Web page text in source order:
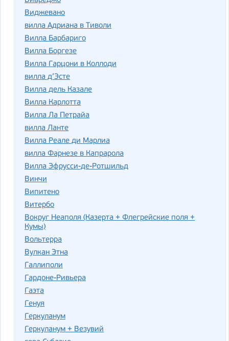
Виджевано
вилла Адриана в Тиволи
Вилла Барбариго
Вилла Боргезе
Вилла Гарцони в Коллоди
вилла д’Эсте
Вилла дель Казале
Вилла Карлотта
Вилла Ла Петрайа
вилла Ланте
Вилла Реале ди Марлиа
вилла Фарнезе в Капрарола
Вилла Эфрусси-де-Ротшильд
Винчи
Випитено
Витербо
Вокруг Неаполя (Казерта + Флегрейские поля +
Кумы)
Вольтерра
Вулкан Этна
Галлиполи
Гардоне-Ривьера
Гаэта
Генуя
Геркуланум
Геркуланум + Везувий